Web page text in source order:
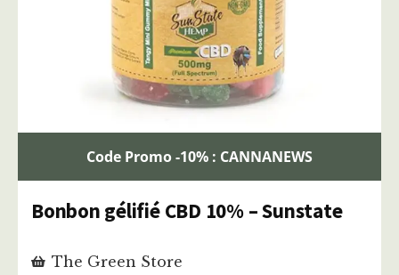
Code Promo -10% : CANNANEWS
Bonbon gélifié CBD 10% – Sunstate
The Green Store